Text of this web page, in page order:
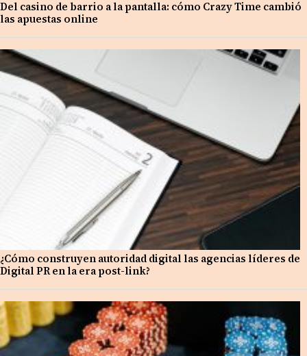
Del casino de barrio a la pantalla: cómo Crazy Time cambió
las apuestas online
¿Cómo construyen autoridad digital las agencias líderes de
Digital PR en la era post-link?